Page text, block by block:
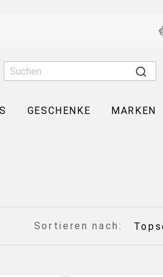
GESCHENKE MARKEN
Sortieren nach: